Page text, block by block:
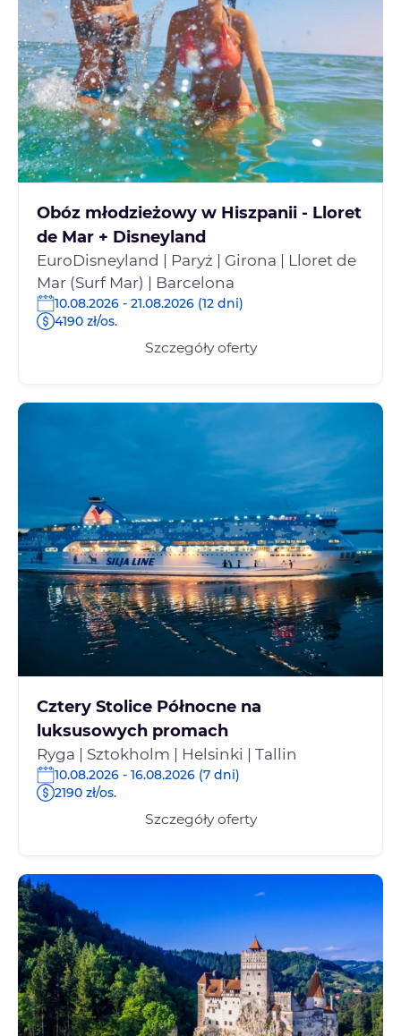
Obóz młodzieżowy w Hiszpanii - Lloret
de Mar + Disneyland
EuroDisneyland | Paryż | Girona | Lloret de
Mar (Surf Mar) | Barcelona
10.08.2026 - 21.08.2026 (12 dni)
4190 zł/os.
Szczegóły oferty
Cztery Stolice Północne na
luksusowych promach
Ryga | Sztokholm | Helsinki | Tallin
10.08.2026 - 16.08.2026 (7 dni)
2190 zł/os.
Szczegóły oferty